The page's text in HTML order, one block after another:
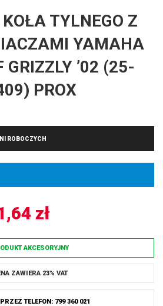
TYLNEGO Z
YAMAHA
’02 (25-
PROX
ROBOCZYCH
zł
AKCESORYJNY
ZAWIERA 23% VAT
TELEFON: 799 360 021